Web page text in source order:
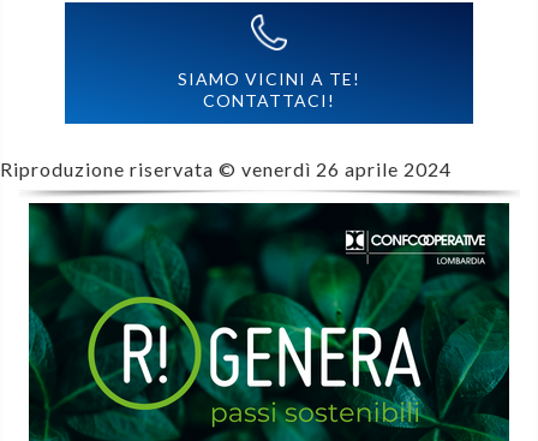
SIAMO VICINI A TE!
CONTATTACI!
Riproduzione riservata © venerdì 26 aprile 2024